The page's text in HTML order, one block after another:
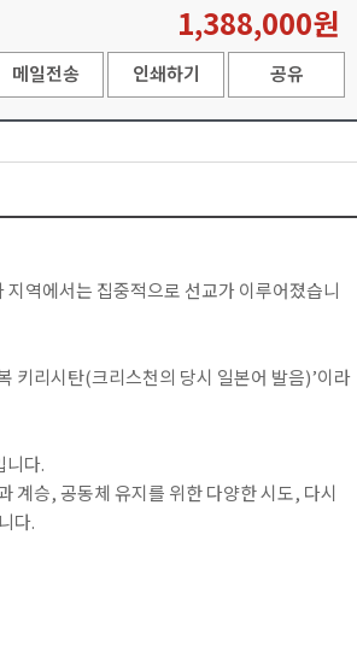
1,388,000원
메일전송 인쇄하기 공유
역에서는 집중적으로 선교가 이루어졌습니
키리시탄(크리스천의 당시 일본어 발음)’이라
니다.
계승, 공동체 유지를 위한 다양한 시도, 다시
다.